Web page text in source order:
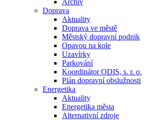
Archiv
Doprava
Aktuality
Doprava ve městě
Městský dopravní podnik
Opavou na kole
Uzavírky
Parkování
Koordinátor ODIS, s. r. o.
Plán dopravní obslužnosti
Energetika
Aktuality
Energetika města
Alternativní zdroje